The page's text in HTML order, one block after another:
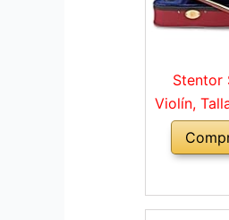
Stentor
Violín,